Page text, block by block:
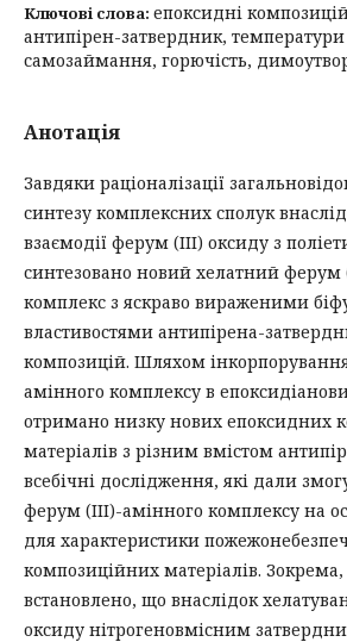
Ключові слова: епоксидні
антипірен-затвердник,
самозаймання, горючість,
Анотація
Завдяки раціоналізації
синтезу комплексних сполук
взаємодії ферум (ІІІ) оксиду з
синтезовано новий хелатний ферум
комплекс з яскраво вираженими
властивостями антипірена-
композицій. Шляхом
амінного комплексу в
отримано низку нових епоксидних
матеріалів з різним вмістом
всебічні дослідження, які дали
ферум (ІІІ)-амінного комплексу на
для характеристики
композиційних матеріалів.
встановлено, що внаслідок
оксиду нітрогеновмісним